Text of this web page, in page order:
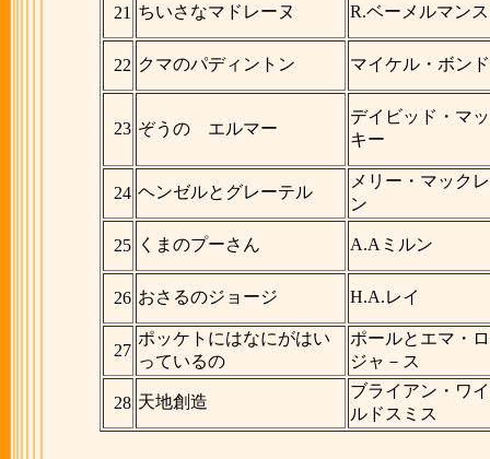
21 ちいさなマドレーヌ R.ベーメルマンス
22 クマのパディントン マイケル・ボンド
23 ぞうの エルマー
デイビッド・マッ
キー
24 ヘンゼルとグレーテル
メリー・マックレ
ン
25 くまのプーさん A.Aミルン
26 おさるのジョージ H.A.レイ
27
ポッケトにはなにがはい
っているの
ポールとエマ・ロ
ジャ－ス
28 天地創造
ブライアン・ワイ
ルドスミス